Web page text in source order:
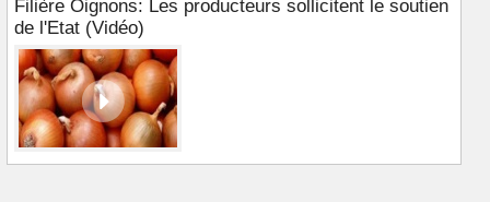
Filière Oignons: Les producteurs sollicitent le soutien
de l'Etat (Vidéo)